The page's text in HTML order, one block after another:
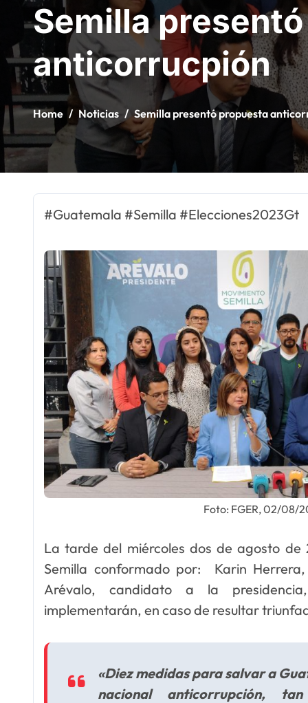
Semilla
anticorrucpión
Home Noticias Semilla presentó propuesta
#Guatemala #Semilla #Elecciones2023Gt
Foto: FGER, 02/08/
La tarde del miércoles dos de agosto de
Semilla conformado por: Karin
Arévalo, candidato a la
implementarán, en caso de resultar
«Diez medidas para salvar a
nacional anticorrupción,